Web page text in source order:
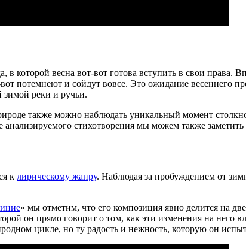
в которой весна вот-вот готова вступить в свои
потемнеют и сойдут вовсе. Это ожидание весеннего
зимой реки и ручьи.
также можно наблюдать уникальный момент
стихотворения мы можем также
к лирическому жанру. Наблюдая за пробуждением от
» мы отметим, что его композиция явно делится на
он прямо говорит о том, как эти изменения на него
цикле, но ту радость и нежность, которую он